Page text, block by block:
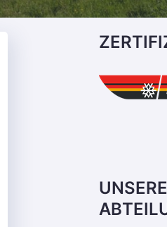
UNSERE